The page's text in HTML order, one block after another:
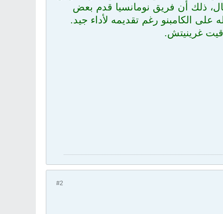
ذلك أن فريق نومانسيا قدم بعض
على الكامبنو رغم تقديمه لأداء جيد.
#2